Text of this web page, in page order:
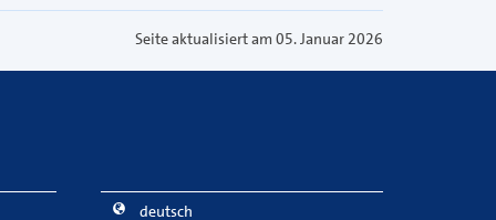
Seite aktualisiert am 05. Januar 2026
deutsch